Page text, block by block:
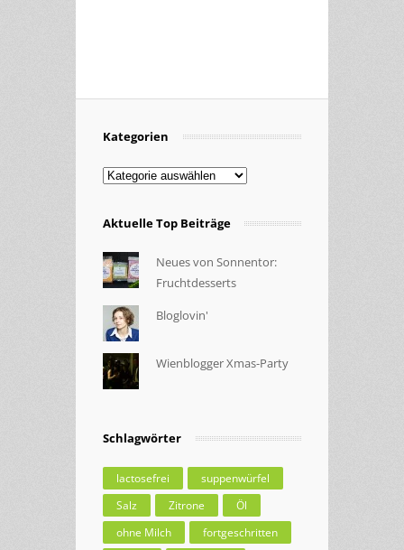
Kategorien
Kategorien
Aktuelle Top Beiträge
Neues von Sonnentor:
Fruchtdesserts
Bloglovin'
Wienblogger Xmas-Party
Schlagwörter
lactosefrei
suppenwürfel
Salz
Zitrone
Öl
ohne Milch
fortgeschritten